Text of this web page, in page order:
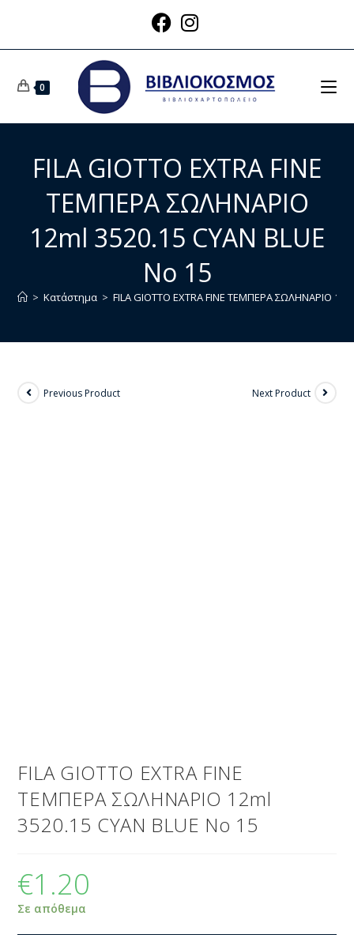
0
FILA GIOTTO EXTRA FINE
ΤΕΜΠΕΡΑ ΣΩΛΗΝΑΡΙΟ
12ml 3520.15 CYAN BLUE
No 15
> Κατάστημα > FILA GIOTTO EXTRA FINE ΤΕΜΠΕΡΑ ΣΩΛΗΝΑΡΙΟ
Previous Product Next Product
FILA GIOTTO EXTRA FINE
ΤΕΜΠΕΡΑ ΣΩΛΗΝΑΡΙΟ 12ml
3520.15 CYAN BLUE No 15
€1.20
Σε απόθεμα